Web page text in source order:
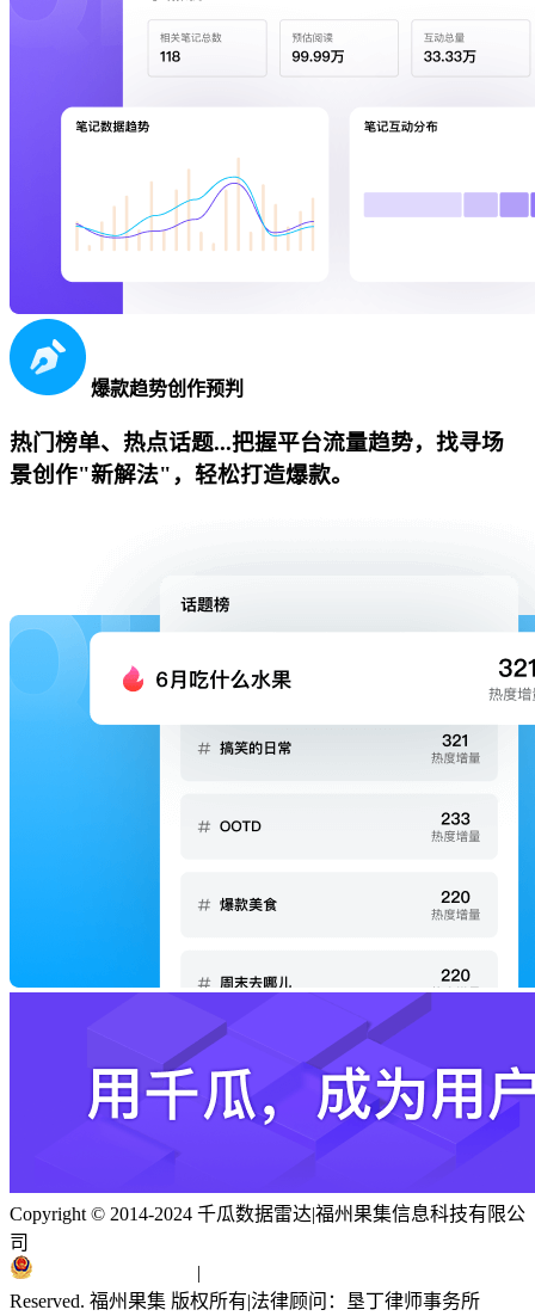
爆款趋势创作预判
热门榜单、热点话题...把握平台流量趋势，找寻场
景创作"新解法"，轻松打造爆款。
Copyright © 2014-2024 千瓜数据雷达|福州果集信息科技有限公
司
|
Reserved. 福州果集 版权所有|法律顾问：垦丁律师事务所